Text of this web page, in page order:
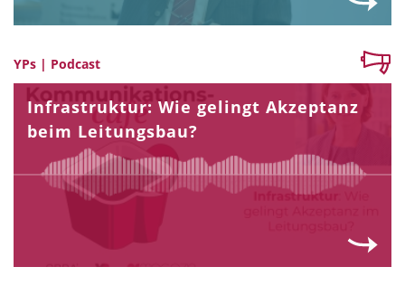
YPs | Podcast
Infrastruktur: Wie gelingt Akzeptanz
beim Leitungsbau?